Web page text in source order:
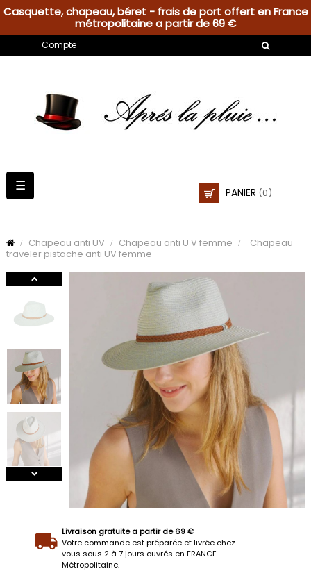
Casquette, chapeau, béret - frais de port offert en France
métropolitaine a partir de 69 €
Compte
PANIER (0)
Basculer
la
☰
Chapeau anti UV Chapeau anti U V femme
Chapeau
traveler pistache anti UV femme
Livraison gratuite a partir de 69 €
Votre commande est préparée et livrée chez
vous sous 2 à 7 jours ouvrés en FRANCE
Métropolitaine.